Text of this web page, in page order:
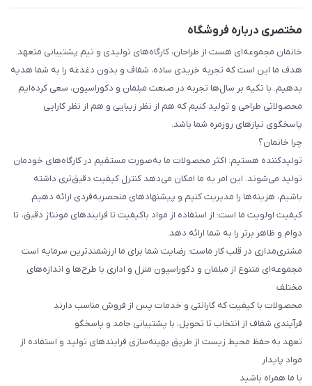
مختصری درباره فروشگاه
خانمان مجموعه‌ای هست از طراحان، کارگاه‌های تولیدی و تیم پشتیبانی متعهد.
هدف ما این است که تجربه خریدی ساده، شفاف و بدون دغدغه را به شما هدیه
بدهیم. با تکیه بر سال‌ها تجربه در صنعت مبلمان و دکوراسیون، سعی کرده‌ایم
محصولاتی طراحی و تولید کنیم که هم از نظر زیبایی و هم از نظر کارایی
پاسخگوی نیازهای روزمره شما باشد.
چرا خانمان؟
تولیدکننده هستیم: اکثر محصولات ما به‌صورت مستقیم در کارگاه‌های خودمان
تولید می‌شوند. این امر به ما امکان می‌دهد کنترل کیفیت دقیق‌تری داشته
باشیم، هزینه‌ها را مدیریت کنیم و پیشنهادهای منحصربه‌فردی ارائه دهیم.
کیفیت اولویت ما است: از استفاده از مواد باکیفیت تا فرایندهای مونتاژ دقیق، تا
دوام و ظاهر برتر را به شما ارائه دهد.
مشتری‌مداری در قلب کار ماست: رضایت شما برای ما ارزشمندترین سرمایه است
مجموعه‌ای متنوع از مبلمان و دکوراسیون منزل و اداری با طرح‌ها و اندازه‌های
مختلف
محصولات با کیفیت که گارانتی و خدمات پس از فروش مناسب دارند
فرآیندی شفاف از انتخاب تا تحویل، با پشتیبانی جامد و پاسخگو
تعهد به حفظ محیط زیست از طریق بهینه‌سازی فرایندهای تولید و استفاده از
مواد پایدار
با ما همراه باشید